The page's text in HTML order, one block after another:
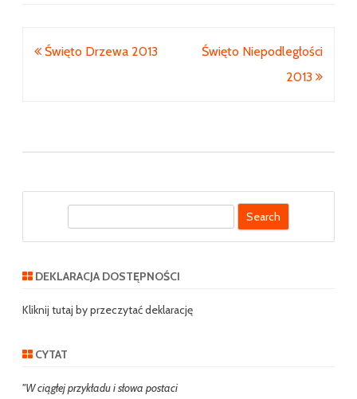
Nawigacja
Święto Drzewa 2013
Święto Niepodległości
2013
r
h
DEKLARACJA DOSTĘPNOŚCI
Kliknij tutaj by przeczytać deklarację
CYTAT
"W ciągłej przykładu i słowa postaci